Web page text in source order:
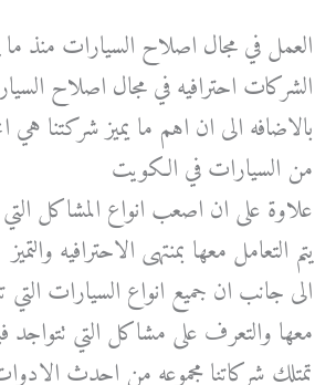
الشركات احترافيه في مجال اصلاح
بالاضافه الى ان اهم ما يميز شركتنا
من السيارات في الكويت
علاوة على ان اصعب انواع المشاكل
يتم التعامل معها بمنتهى الاحترافيه والتميز
الى جانب ان جميع انواع السيارات
معها والتعرف على مشاكل التي تتواجد
تمتلك شركاتنا مجموعه من احدث